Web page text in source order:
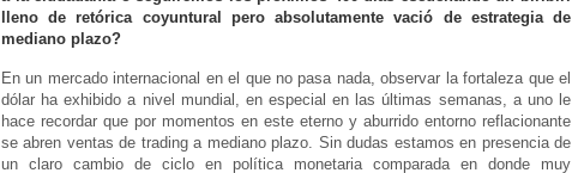
lleno de retórica coyuntural pero absolutamente vació de estrategia de
mediano plazo?
En un mercado internacional en el que no pasa nada, observar la fortaleza que el
dólar ha exhibido a nivel mundial, en especial en las últimas semanas, a uno le
hace recordar que por momentos en este eterno y aburrido entorno reflacionante
se abren ventas de trading a mediano plazo. Sin dudas estamos en presencia de
un claro cambio de ciclo en política monetaria comparada en donde muy